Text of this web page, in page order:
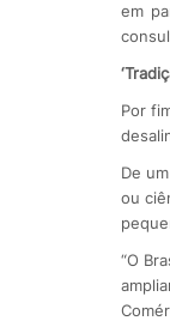
em
Por
De
ou
“O